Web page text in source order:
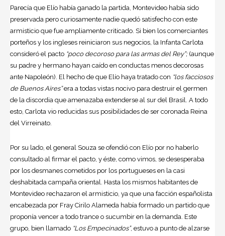
Parecía que Elío había ganado la partida, Montevideo había sido
preservada pero curiosamente nadie quedó satisfecho con este
armisticio que fue ampliamente criticado. Si bien los comerciantes
porteños y los ingleses reiniciaron sus negocios, la Infanta Carlota
consideró el pacto “poco decoroso para las armas del Rey”;(aunque
su padre y hermano hayan caído en conductas menos decorosas
ante Napoleón). El hecho de que Elío haya tratado con “los facciosos
de Buenos Aires”era a todas vistas nocivo para destruir el germen
de la discordia que amenazaba extenderse al sur del Brasil. A todo
esto, Carlota vio reducidas sus posibilidades de ser coronada Reina
del Virreinato.
Por su lado, el general Souza se ofendió con Elío por no haberlo
consultado al firmar el pacto, y éste, como vimos, se desesperaba
por los desmanes cometidos por los portugueses en la casi
deshabitada campaña oriental. Hasta los mismos habitantes de
Montevideo rechazaron el armisticio, ya que una facción españolista
encabezada por Fray Cirilo Alameda había formado un partido que
proponía vencer a todo trance o sucumbir en la demanda. Este
grupo, bien llamado “Los Empecinados”, estuvo a punto de alzarse